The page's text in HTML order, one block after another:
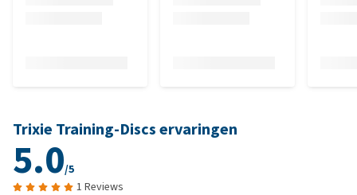
Trixie Training-Discs ervaringen
5.0/5
1 Reviews